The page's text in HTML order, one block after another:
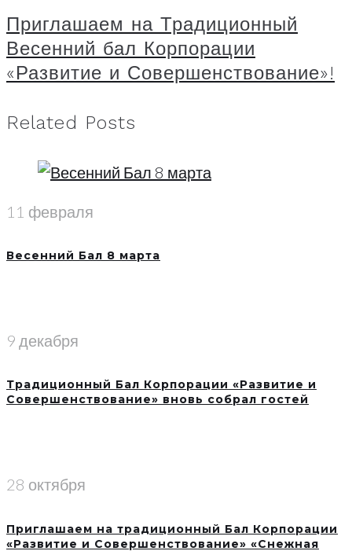
Приглашаем на Традиционный
Весенний бал Корпорации
«Развитие и Совершенствование»!
Related Posts
11 февраля
Весенний Бал 8 марта
9 декабря
Традиционный Бал Корпорации «Развитие и
Совершенствование» вновь собрал гостей
28 октября
Приглашаем на традиционный Бал Корпорации
«Развитие и Совершенствование» «Снежная